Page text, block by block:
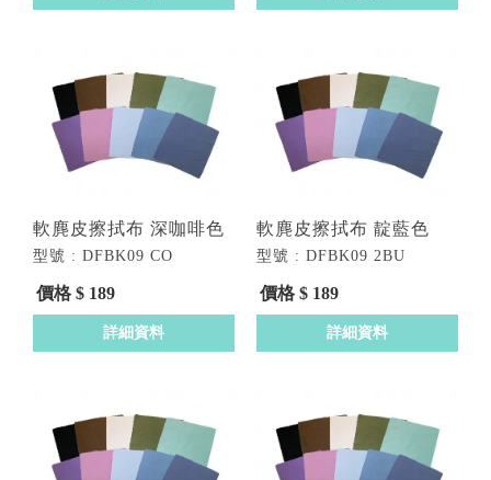
軟麂皮擦拭布 深咖啡色
型號 : DFBK09 CO
價格 $ 189
詳細資料
軟麂皮擦拭布 靛藍色
型號 : DFBK09 2BU
價格 $ 189
詳細資料